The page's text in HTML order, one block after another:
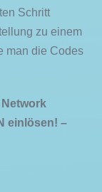
Schritt
zu einem
man die Codes
einlösen! –